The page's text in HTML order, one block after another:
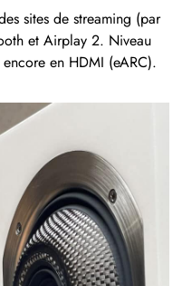
sites de streaming (par
et Airplay 2. Niveau
en HDMI (eARC).